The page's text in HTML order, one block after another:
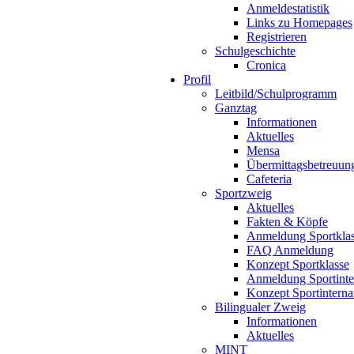
Anmeldestatistik
Links zu Homepages
Registrieren
Schulgeschichte
Cronica
Profil
Leitbild/Schulprogramm
Ganztag
Informationen
Aktuelles
Mensa
Cafeteria
Sportzweig
Aktuelles
Fakten & Köpfe
Anmeldung
FAQ Anmeldung
Konzept Sportklasse
Anmeldung
Konzept
Bilingualer Zweig
Informationen
Aktuelles
MINT